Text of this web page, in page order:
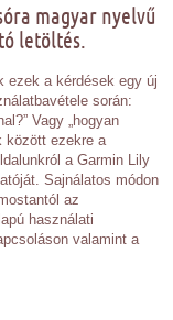
magyar nyelvű
letöltés.
ezek a kérdések egy új
során:
Vagy „hogyan
között ezekre a
a Garmin Lily
Sajnálatos módon
az
használati
valamint a